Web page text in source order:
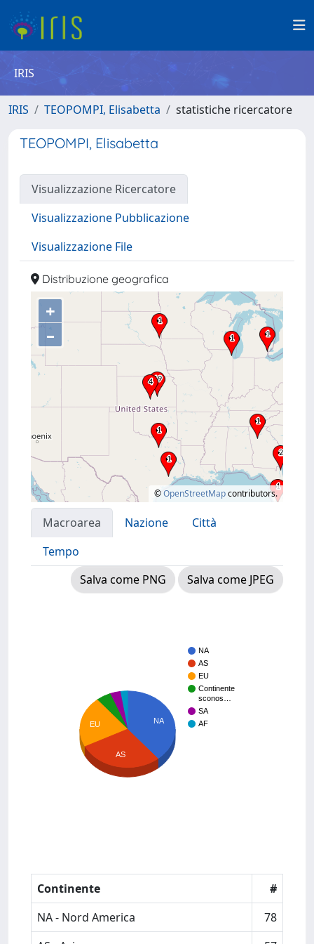
IRIS
IRIS TEOPOMPI, Elisabetta statistiche ricercatore
TEOPOMPI, Elisabetta
Visualizzazione Ricercatore
Visualizzazione Pubblicazione
Visualizzazione File
Distribuzione geografica
+
–
©OpenStreetMapcontributors.
Macroarea Nazione
Città
Tempo
Salva come PNG
Salva come JPEG
NA
AS
EU
Continente
sconos…
SA
AF
NA
EU
AS
Continente
#
NA - Nord America
78